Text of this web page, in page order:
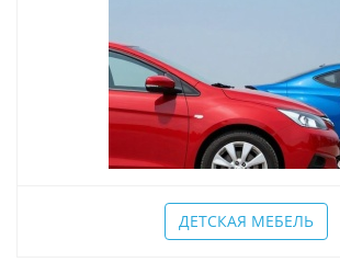
ДЕТСКАЯ МЕБЕЛЬ